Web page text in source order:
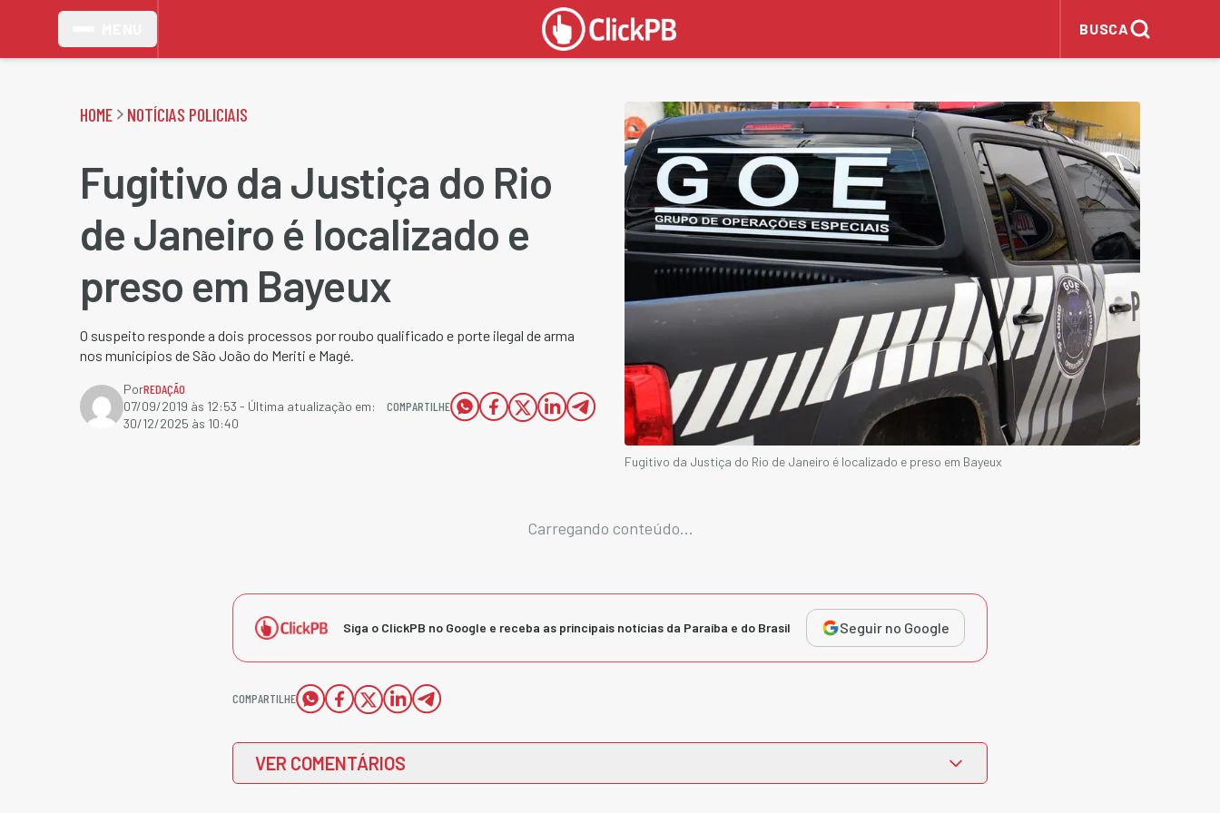
BUSCA
HOME NOTÍCIAS POLICIAIS
Fugitivo da Justiça do Rio
de Janeiro é localizado e
preso em Bayeux
O suspeito responde a dois processos por roubo qualificado e porte ilegal de arma
nos municípios de São João do Meriti e Magé.
PorREDAÇÃO
07/09/2019 às 12:53 - Última atualização em:
30/12/2025 às 10:40
COMPARTILHE
Fugitivo da Justiça do Rio de Janeiro é localizado e preso em Bayeux
Carregando conteúdo...
Siga o ClickPB no Google e receba as principais notícias da Paraíba e do Brasil Seguir no Google
COMPARTILHE
VER COMENTÁRIOS